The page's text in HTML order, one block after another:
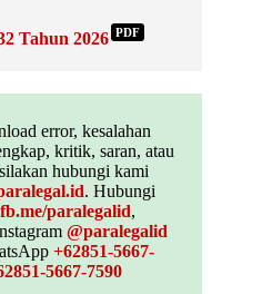
Tahun 2026 PDF
error, kesalahan
kritik, saran, atau
hubungi kami
. Hubungi
fb.me/paralegalid,
@paralegalid
+62851-5667-
5667-7590